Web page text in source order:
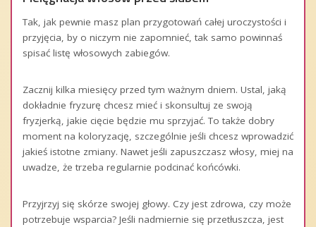
Tak, jak pewnie masz plan przygotowań całej uroczystości i
przyjęcia, by o niczym nie zapomnieć, tak samo powinnaś
spisać listę włosowych zabiegów.
Zacznij kilka miesięcy przed tym ważnym dniem. Ustal, jaką
dokładnie fryzurę chcesz mieć i skonsultuj ze swoją
fryzjerką, jakie cięcie będzie mu sprzyjać. To także dobry
moment na koloryzację, szczególnie jeśli chcesz wprowadzić
jakieś istotne zmiany. Nawet jeśli zapuszczasz włosy, miej na
uwadze, że trzeba regularnie podcinać końcówki.
Przyjrzyj się skórze swojej głowy. Czy jest zdrowa, czy może
potrzebuje wsparcia? Jeśli nadmiernie się przetłuszcza, jest